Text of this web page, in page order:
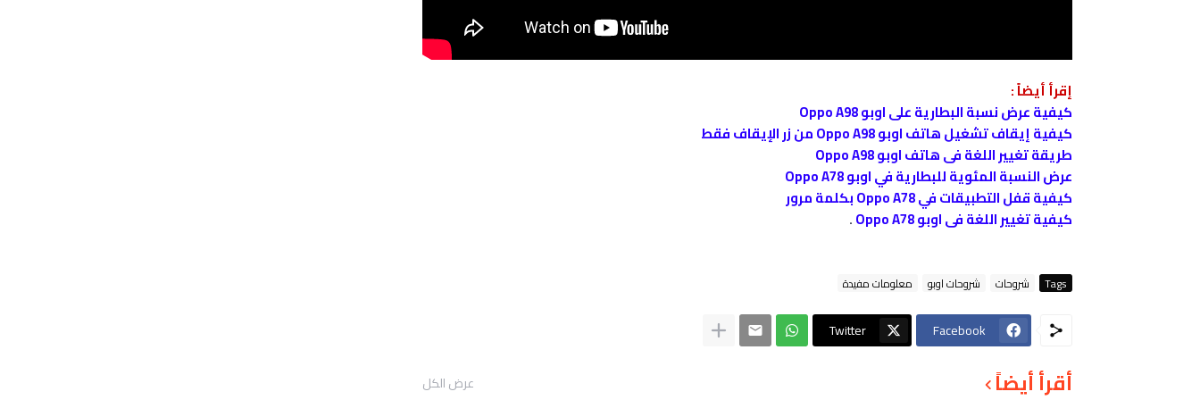
إقرأ أيضاً :
كيفية عرض نسبة البطارية على اوبو Oppo A98
كيفية إيقاف تشغيل هاتف اوبو Oppo A98 من زر الإيقاف فقط
طريقة تغيير اللغة فى هاتف اوبو Oppo A98
عرض النسبة المئوية للبطارية في اوبو Oppo A78
كيفية قفل التطبيقات في Oppo A78 بكلمة مرور
كيفية تغيير اللغة فى اوبو Oppo A78
.
Tags شروحات شروحات اوبو معلومات مفيدة
Facebook
Twitter
أقرأ أيضاً عرض الكل